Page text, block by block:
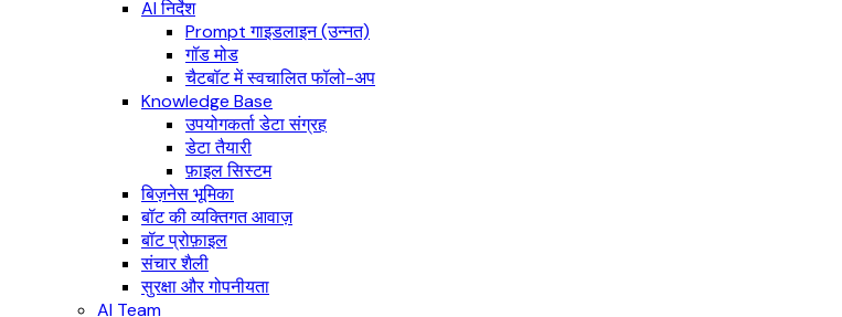
AI निर्देश
Prompt गाइडलाइन (उन्नत)
गॉड मोड
चैटबॉट में स्वचालित फॉलो-अप
Knowledge Base
उपयोगकर्ता डेटा संग्रह
डेटा तैयारी
फ़ाइल सिस्टम
बिज़नेस भूमिका
बॉट की व्यक्तिगत आवाज़
बॉट प्रोफ़ाइल
संचार शैली
सुरक्षा और गोपनीयता
AI Team